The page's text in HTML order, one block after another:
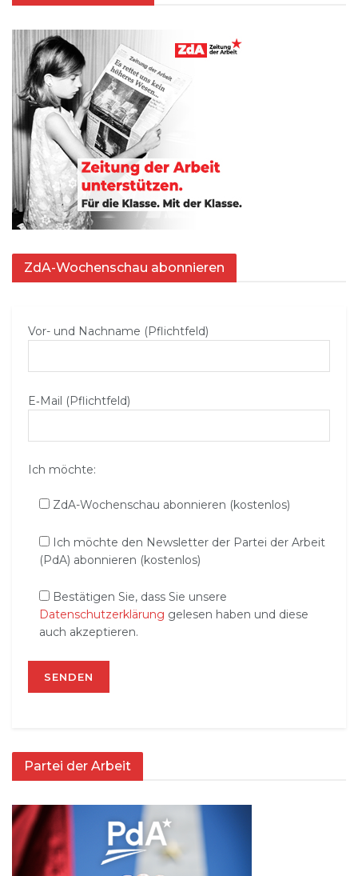
ZdA-Wochenschau abonnieren
Vor- und Nachname (Pflichtfeld)
E‑Mail (Pflichtfeld)
Ich möchte:
ZdA-Wochenschau abonnieren (kostenlos)
Ich möchte den Newsletter der Partei der Arbeit
(PdA) abonnieren (kostenlos)
Bestätigen Sie, dass Sie unsere
Datenschutzerklärung gelesen haben und diese
auch akzeptieren.
Partei der Arbeit